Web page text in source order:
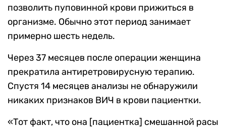
позволить пуповинной крови прижиться в
организме. Обычно этот период занимает
примерно шесть недель.
Через 37 месяцев после операции женщина
прекратила антиретровирусную терапию.
Спустя 14 месяцев анализы не обнаружили
никаких признаков ВИЧ в крови пациентки.
«Тот факт, что она [пациентка] смешанной расы